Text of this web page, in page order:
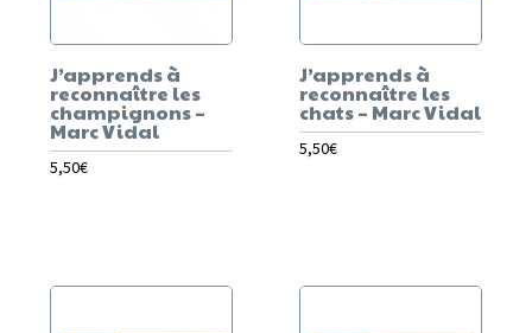
J’apprends à
reconnaître les
champignons –
Marc Vidal
5,50€
J’apprends à
reconnaître les
chats – Marc Vidal
5,50€